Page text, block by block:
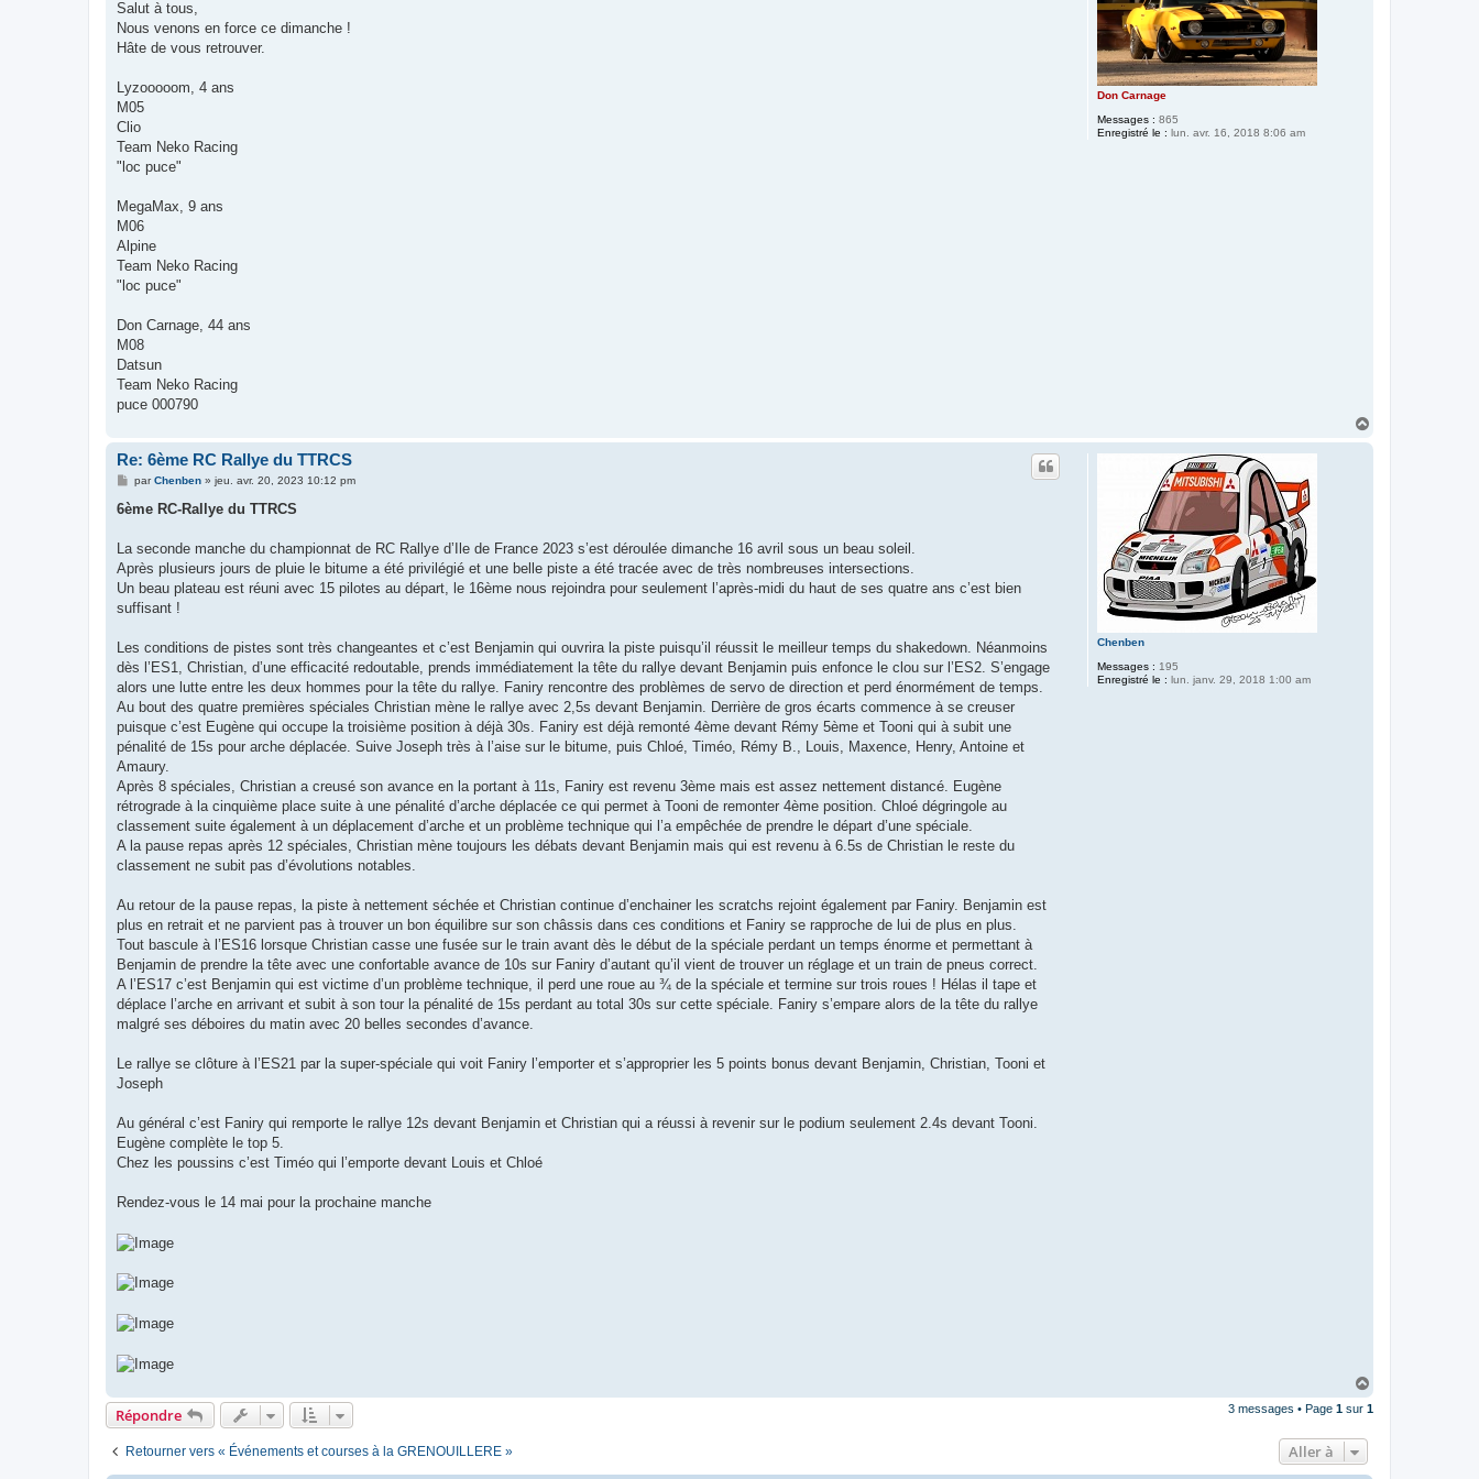
Don Carnage
Messages : 865
Enregistré le : lun. avr. 16, 2018 8:06 am
s
a
g
Salut à tous,
Nous venons en force ce dimanche !
Hâte de vous retrouver.
Lyzooooom, 4 ans
M05
Clio
Team Neko Racing
"loc puce"
MegaMax, 9 ans
M06
Alpine
Team Neko Racing
"loc puce"
Don Carnage, 44 ans
M08
Datsun
Team Neko Racing
puce 000790
Chenben
Messages : 195
Enregistré le : lun. janv. 29, 2018 1:00 am
Re: 6ème RC Rallye du TTRCS
M
s
g
parChenben» jeu. avr. 20, 2023 10:12 pm
6ème RC-Rallye du TTRCS
La seconde manche du championnat de RC Rallye d’Ile de France 2023 s’est déroulée dimanche 16 avril sous un beau soleil.
Après plusieurs jours de pluie le bitume a été privilégié et une belle piste a été tracée avec de très nombreuses intersections.
Un beau plateau est réuni avec 15 pilotes au départ, le 16ème nous rejoindra pour seulement l’après-midi du haut de ses quatre ans c’est bien
suffisant !
Les conditions de pistes sont très changeantes et c’est Benjamin qui ouvrira la piste puisqu’il réussit le meilleur temps du shakedown. Néanmoins
dès l’ES1, Christian, d’une efficacité redoutable, prends immédiatement la tête du rallye devant Benjamin puis enfonce le clou sur l’ES2. S’engage
alors une lutte entre les deux hommes pour la tête du rallye. Faniry rencontre des problèmes de servo de direction et perd énormément de temps.
Au bout des quatre premières spéciales Christian mène le rallye avec 2,5s devant Benjamin. Derrière de gros écarts commence à se creuser
puisque c’est Eugène qui occupe la troisième position à déjà 30s. Faniry est déjà remonté 4ème devant Rémy 5ème et Tooni qui à subit une
pénalité de 15s pour arche déplacée. Suive Joseph très à l’aise sur le bitume, puis Chloé, Timéo, Rémy B., Louis, Maxence, Henry, Antoine et
Amaury.
Après 8 spéciales, Christian a creusé son avance en la portant à 11s, Faniry est revenu 3ème mais est assez nettement distancé. Eugène
rétrograde à la cinquième place suite à une pénalité d’arche déplacée ce qui permet à Tooni de remonter 4ème position. Chloé dégringole au
classement suite également à un déplacement d’arche et un problème technique qui l’a empêchée de prendre le départ d’une spéciale.
A la pause repas après 12 spéciales, Christian mène toujours les débats devant Benjamin mais qui est revenu à 6.5s de Christian le reste du
classement ne subit pas d’évolutions notables.
Au retour de la pause repas, la piste à nettement séchée et Christian continue d’enchainer les scratchs rejoint également par Faniry. Benjamin est
plus en retrait et ne parvient pas à trouver un bon équilibre sur son châssis dans ces conditions et Faniry se rapproche de lui de plus en plus.
Tout bascule à l’ES16 lorsque Christian casse une fusée sur le train avant dès le début de la spéciale perdant un temps énorme et permettant à
Benjamin de prendre la tête avec une confortable avance de 10s sur Faniry d’autant qu’il vient de trouver un réglage et un train de pneus correct.
A l’ES17 c’est Benjamin qui est victime d’un problème technique, il perd une roue au ¾ de la spéciale et termine sur trois roues ! Hélas il tape et
déplace l’arche en arrivant et subit à son tour la pénalité de 15s perdant au total 30s sur cette spéciale. Faniry s’empare alors de la tête du rallye
malgré ses déboires du matin avec 20 belles secondes d’avance.
Le rallye se clôture à l’ES21 par la super-spéciale qui voit Faniry l’emporter et s’approprier les 5 points bonus devant Benjamin, Christian, Tooni et
Joseph
Au général c’est Faniry qui remporte le rallye 12s devant Benjamin et Christian qui a réussi à revenir sur le podium seulement 2.4s devant Tooni.
Eugène complète le top 5.
Chez les poussins c’est Timéo qui l’emporte devant Louis et Chloé
Rendez-vous le 14 mai pour la prochaine manche
u
Répondre 3 messages • Page 1 sur 1
Retourner vers « Événements et courses à la GRENOUILLERE » Aller à